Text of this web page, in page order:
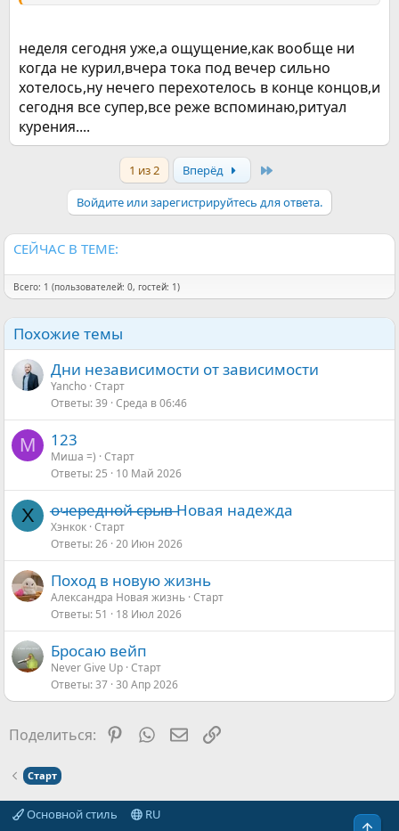
неделя сегодня уже,а ощущение,как вообще ни
когда не курил,вчера тока под вечер сильно
хотелось,ну нечего перехотелось в конце концов,и
сегодня все супер,все реже вспоминаю,ритуал
курения....
1 из 2 Вперёд
Войдите или зарегистрируйтесь для ответа.
СЕЙЧАС В ТЕМЕ:
Всего: 1 (пользователей: 0, гостей: 1)
Похожие темы
Дни независимости от зависимости
Yancho Старт
Ответы 39 Среда в 06:46
М 123
Миша =) Старт
Ответы 25 10 Май 2026
Х о̶ч̶е̶р̶е̶д̶н̶о̶й̶ ̶̶с̶р̶ы̶в̶ Новая надежда
Хэнкок Старт
Ответы 26 20 Июн 2026
Поход в новую жизнь
Александра Новая жизнь Старт
Ответы 51 18 Июл 2026
Бросаю вейп
Never Give Up Старт
Ответы 37 30 Апр 2026
Поделиться: Pinterest
WhatsAppЭлектронная почта
Ссылка
Старт
Основной стиль RU